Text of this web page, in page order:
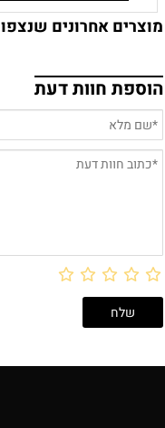
מוצרים אחרונים שנצפו
הוספת חוות דעת